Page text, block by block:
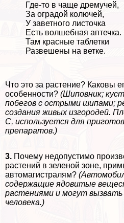
Где-то в чаще дремучей,
За оградой колючей,
У заветного листочка
Есть волшебная аптечка.
Там красные таблетки
Развешены на ветке.
Что это за растение? Каковы
особенности? (Шиповник;
побегов с острыми шипами;
создания живых изгородей.
С, используется для
препаратов.)
3. Почему недопустимо
растений в зеленой зоне,
автомагистралям?
содержащие ядовитые
растениями и могут
человека.)